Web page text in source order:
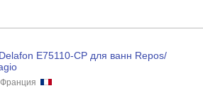
E75110-CP для ванн Repos/